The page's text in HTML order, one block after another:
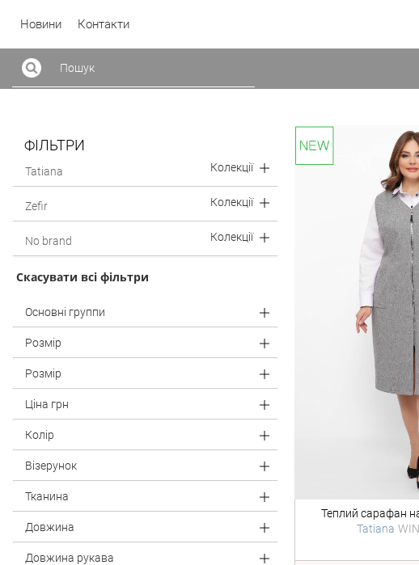
Новини Контакти
ФІЛЬТРИ
Tatiana Колекції
Zefir Колекції
No brand Колекції
Скасувати всі фільтри
Основні группи
Розмір
Розмір
Ціна грн
Колір
Візерунок
Тканина
Довжина
Довжина рукава
Теплий сарафан
Tatiana